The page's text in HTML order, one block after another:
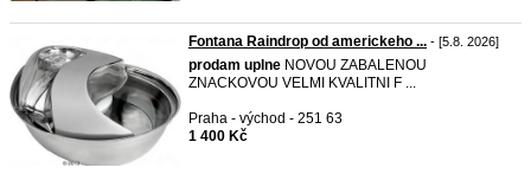
Fontana Raindrop od americkeho ... - [5.8. 2026]
prodam uplne NOVOU ZABALENOU
ZNACKOVOU VELMI KVALITNI F ...
Praha - východ - 251 63
1 400 Kč